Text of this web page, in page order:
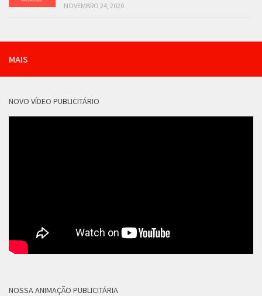
NOVEMBRO 24, 2020
MAIS
NOVO VÍDEO PUBLICITÁRIO
NOSSA ANIMAÇÃO PUBLICITÁRIA